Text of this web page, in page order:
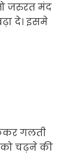
जरुरत मंद
दे। इसमे
गलती
चढ़ने की